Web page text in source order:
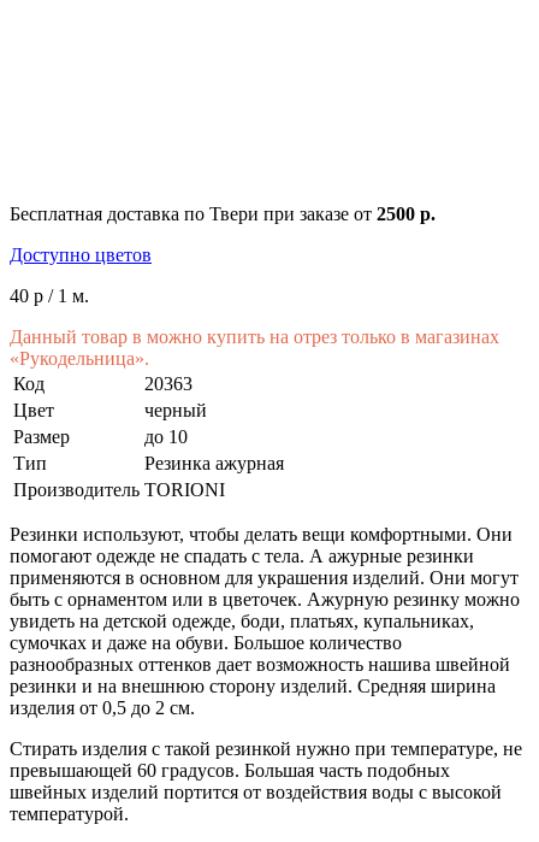
Бесплатная доставка по Твери при заказе от 2500 р.
Доступно цветов
40 р / 1 м.
Данный товар в можно купить на отрез только в магазинах
«Рукодельница».
Код
20363
Цвет
черный
Размер
до 10
Тип
Резинка ажурная
Производитель TORIONI
Резинки используют, чтобы делать вещи комфортными. Они
помогают одежде не спадать с тела. А ажурные резинки
применяются в основном для украшения изделий. Они могут
быть с орнаментом или в цветочек. Ажурную резинку можно
увидеть на детской одежде, боди, платьях, купальниках,
сумочках и даже на обуви. Большое количество
разнообразных оттенков дает возможность нашива швейной
резинки и на внешнюю сторону изделий. Средняя ширина
изделия от 0,5 до 2 см.
Стирать изделия с такой резинкой нужно при температуре, не
превышающей 60 градусов. Большая часть подобных
швейных изделий портится от воздействия воды с высокой
температурой.